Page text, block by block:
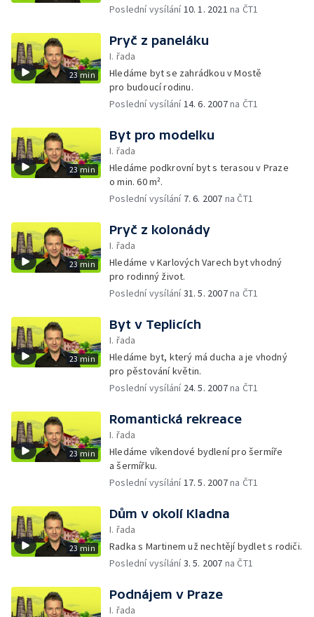
Poslední vysílání10. 1. 2021 na ČT1
23 min
Pryč z paneláku
I. řada
Hledáme byt se zahrádkou v Mostě
pro budoucí rodinu.
Poslední vysílání14. 6. 2007na ČT1
23 min
Byt pro modelku
I. řada
Hledáme podkrovní byt s terasou v Praze
o min. 60 m².
Poslední vysílání 7. 6. 2007 na ČT1
23 min
Pryč z kolonády
I. řada
Hledáme v Karlových Varech byt vhodný
pro rodinný život.
Poslední vysílání31. 5. 2007na ČT1
23 min
Byt v Teplicích
I. řada
Hledáme byt, který má ducha a je vhodný
pro pěstování květin.
Poslední vysílání 24. 5. 2007na ČT1
23 min
Romantická rekreace
I. řada
Hledáme víkendové bydlení pro šermíře
a šermířku.
Poslední vysílání17. 5. 2007na ČT1
23 min
Dům v okolí Kladna
I. řada
Radka s Martinem už nechtějí bydlet s rodiči.
Poslední vysílání3. 5. 2007 na ČT1
Podnájem v Praze
I. řada